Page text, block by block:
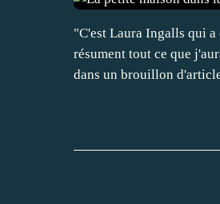
"C'est Laura Ingalls qui
résument tout ce que
dans un brouillon